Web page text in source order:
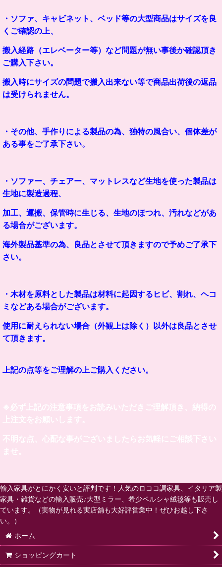
・ソファ、キャビネット、ベッド等の大型商品はサイズを良
くご確認の上、
搬入経路（エレベーター等）など問題が無い事後か確認頂き
ご購入下さい。
搬入時にサイズの問題で搬入出来ない等で商品出荷後の返品
は受けられません。
・その他、手作りによる製品の為、独特の風合い、個体差が
ある事をご了承下さい。
・ソファー、チェアー、マットレスなど生地を使った製品は
生地に製造過程、
加工、運搬、保管時に生じる、生地のほつれ、汚れなどがあ
る場合がございます。
海外製品基準の為、良品とさせて頂きますので予めご了承下
さい。
・木材を原料とした製品は材料に起因するヒビ、割れ、ヘコ
ミなどある場合がございます。
使用に耐えられない場合（外観上は除く）以外は良品とさせ
て頂きます。
上記の点等をご理解の上ご購入ください。
※必ず上記の注意事項をお読みいただきご理解頂き、納得の
上注文をお願いします。
不明な点、心配な事がございましたらお気軽にご相談下さい
ませ。
輸入家具がとにかく安いと評判です！人気のロココ調家具、イタリア製
家具・雑貨などの輸入販売♪大型ミラー、希少ペルシャ絨毯等も販売し
ています。（実物が見れる実店舗も大好評営業中！ぜひお越し下さ
い。）
ホーム
ショッピングカート